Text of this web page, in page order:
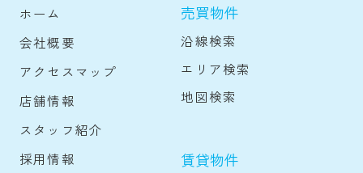
ホーム
会社概要
アクセスマップ
店舗情報
スタッフ紹介
採用情報
売買物件
沿線検索
エリア検索
地図検索
賃貸物件